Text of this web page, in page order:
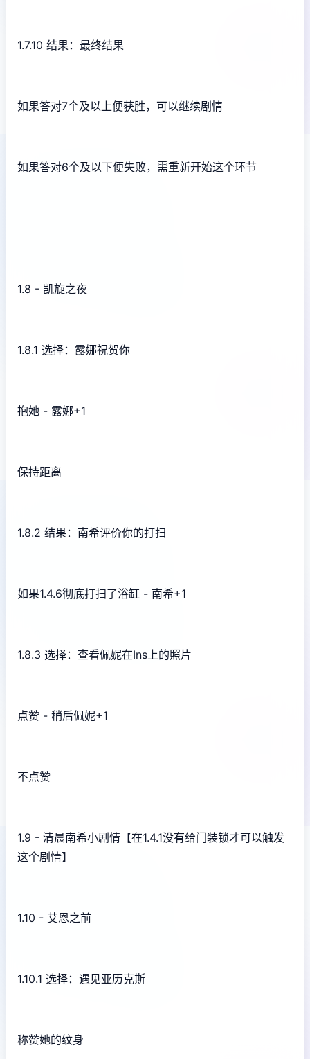
1.7.10 结果：最终结果
如果答对7个及以上便获胜，可以继续剧情
如果答对6个及以下便失败，需重新开始这个环节
1.8 - 凯旋之夜
1.8.1 选择：露娜祝贺你
抱她 - 露娜+1
保持距离
1.8.2 结果：南希评价你的打扫
如果1.4.6彻底打扫了浴缸 - 南希+1
1.8.3 选择：查看佩妮在Ins上的照片
点赞 - 稍后佩妮+1
不点赞
1.9 - 清晨南希小剧情【在1.4.1没有给门装锁才可以触发
这个剧情】
1.10 - 艾恩之前
1.10.1 选择：遇见亚历克斯
称赞她的纹身